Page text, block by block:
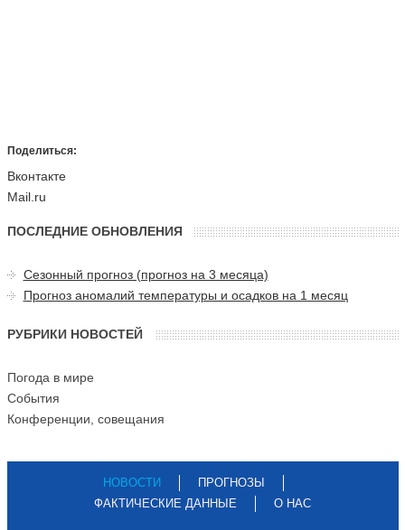
Поделиться:
Вконтакте
Mail.ru
ПОСЛЕДНИЕ ОБНОВЛЕНИЯ
Сезонный прогноз (прогноз на 3 месяца)
Прогноз аномалий температуры и осадков на 1 месяц
РУБРИКИ НОВОСТЕЙ
Погода в мире
События
Конференции, совещания
НОВОСТИ
ПРОГНОЗЫ
ФАКТИЧЕСКИЕ ДАННЫЕ
О НАС